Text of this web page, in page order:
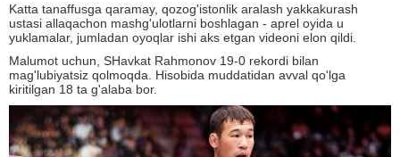
Katta tanaffusga qaramay, qozog'istonlik aralash yakkakurash
ustasi allaqachon mashg'ulotlarni boshlagan - aprel oyida u
yuklamalar, jumladan oyoqlar ishi aks etgan videoni elon qildi.
Malumot uchun, SHavkat Rahmonov 19-0 rekordi bilan
mag'lubiyatsiz qolmoqda. Hisobida muddatidan avval qo'lga
kiritilgan 18 ta g'alaba bor.